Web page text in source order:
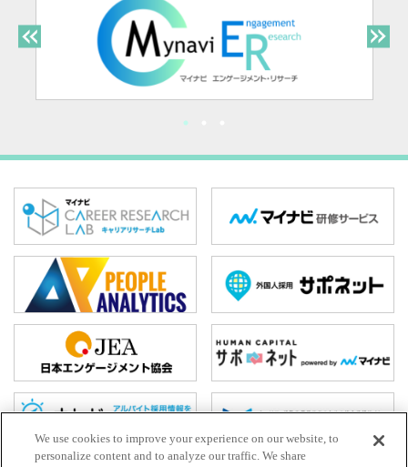
We use cookies to improve your experience on our website, to
personalize content and to analyze our traffic. We share